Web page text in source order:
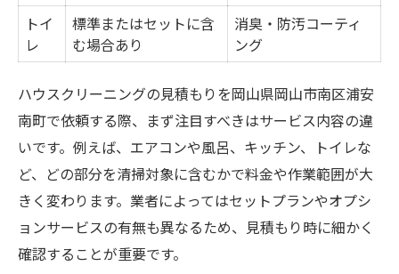
トイ
レ
標準またはセットに含
む場合あり
消臭・防汚コーティ
ング
ハウスクリーニングの見積もりを岡山県岡山市南区浦安
南町で依頼する際、まず注目すべきはサービス内容の違
いです。例えば、エアコンや風呂、キッチン、トイレな
ど、どの部分を清掃対象に含むかで料金や作業範囲が大
きく変わります。業者によってはセットプランやオプシ
ョンサービスの有無も異なるため、見積もり時に細かく
確認することが重要です。